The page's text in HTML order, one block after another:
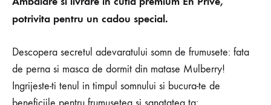
potrivita pentru un cadou special.
Descopera secretul adevaratului somn de frumusete: fata
de perna si masca de dormit din matase Mulberry!
Ingrijeste-ti tenul in timpul somnului si bucura-te de